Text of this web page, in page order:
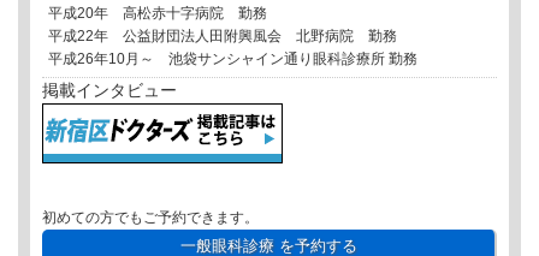
平成20年 高松赤十字病院 勤務
平成22年 公益財団法人田附興風会 北野病院 勤務
平成26年10月～ 池袋サンシャイン通り眼科診療所 勤務
掲載インタビュー
初めての方でもご予約できます。
一般眼科診療を予約する